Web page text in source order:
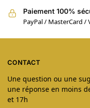
Paiement 100%
PayPal / MasterCard /
CONTACT
Une question ou une
une réponse en moins
et 17h